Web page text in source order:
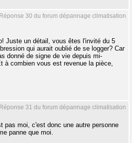
Réponse 30 du forum dépannage climatisation
Juste un détail, vous êtes l'invité du 5
qui aurait oublié de se logger? Car
donné de signe de vie depuis mi-
à combien vous est revenue la pièce,
Réponse 31 du forum dépannage climatisation
pas moi, c'est donc une autre personne
panne que moi.